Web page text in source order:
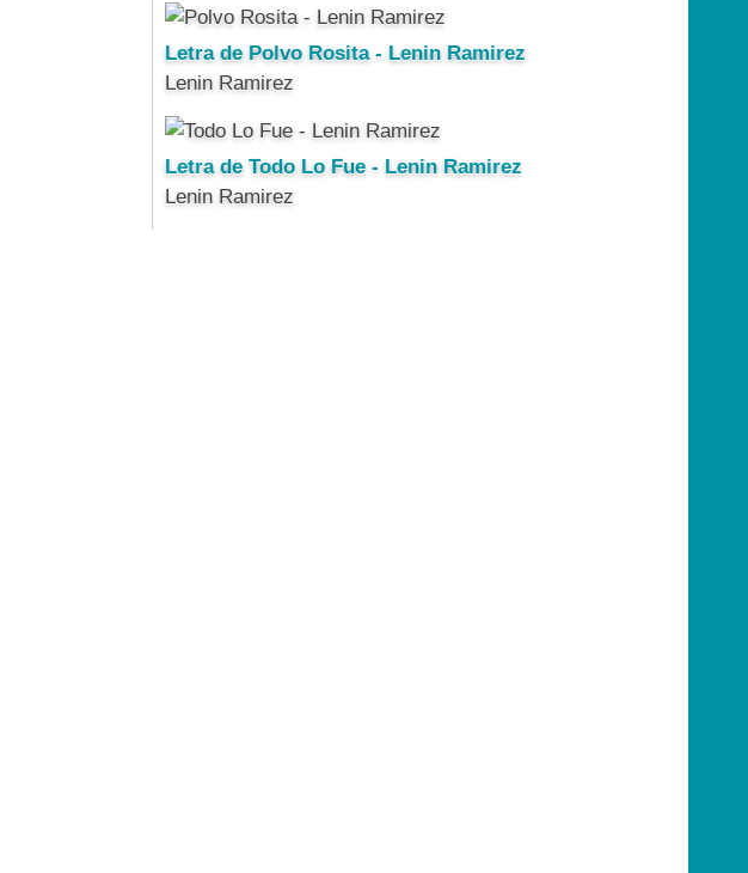
Letra de Polvo Rosita - Lenin Ramirez
Lenin Ramirez
Letra de Todo Lo Fue - Lenin Ramirez
Lenin Ramirez